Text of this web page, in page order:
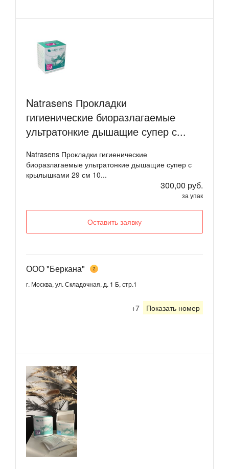
Natrasens Прокладки
гигиенические биоразлагаемые
ультратонкие дышащие супер с...
Natrasens Прокладки гигиенические
биоразлагаемые ультратонкие дышащие супер с
крылышками 29 см 10...
300,00 руб.
за упак
Оставить заявку
ООО "Беркана" 2
г. Москва, ул. Складочная, д. 1 Б, стр.1
+7 Показать номер